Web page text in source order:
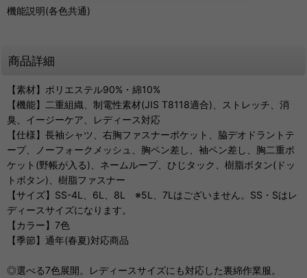
機能説明(各色共通)
商品詳細
【素材】ポリエステル90%・綿10%
【機能】二重組織、制電性素材(JIS T8118適合)、ストレッチ、消
臭、イージーケア、レディース対応
【仕様】長袖シャツ、右胸ファスナーポケット、脇デオドラントテ
ープ、ノーフォークメッシュ、胸ペン差し、袖ペン差し、胸二重ポ
ケット(野帳が入る)、ネームループ、ひじタック、樹脂ボタン(ドッ
トボタン)、樹脂ファスナー
【サイズ】SS-4L、6L、8L ※5L、7Lはございません。SS・Sはレ
ディースサイズになります。
【カラー】7色
【季節】通年(春夏)対応商品
◎選べる7色展開。レディースサイズにも対応した裏綿作業服。